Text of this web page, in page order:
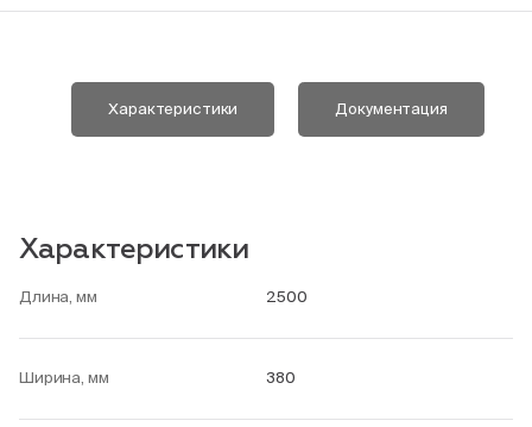
Характеристики Документация
Характеристики
Длина, мм 2500
Ширина, мм 380